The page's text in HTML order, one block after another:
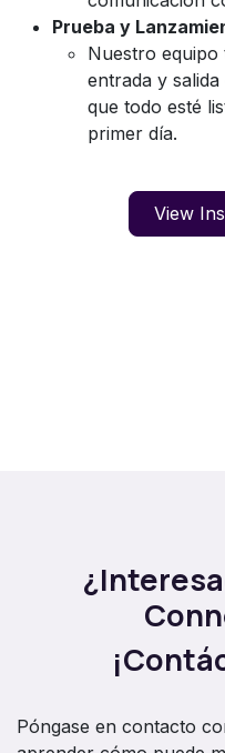
Prueba y
Nuestro
entrada y
que todo esté
primer día.
View
Póngase en contacto